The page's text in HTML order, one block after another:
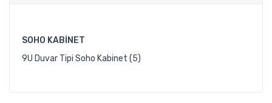
SOHO KABINET
9U Duvar Tipi Soho Kabinet (5)